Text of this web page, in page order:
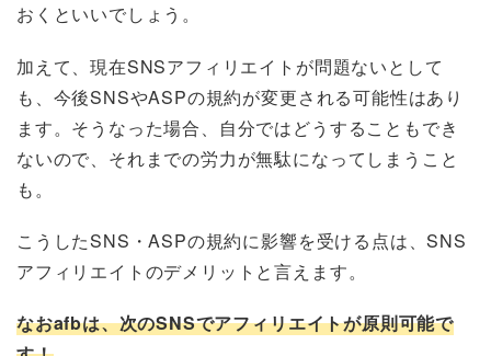
おくといいでしょう。
加えて、現在SNSアフィリエイトが問題ないとして
も、今後SNSやASPの規約が変更される可能性はあり
ます。そうなった場合、自分ではどうすることもでき
ないので、それまでの労力が無駄になってしまうこと
も。
こうしたSNS・ASPの規約に影響を受ける点は、SNS
アフィリエイトのデメリットと言えます。
なおafbは、次のSNSでアフィリエイトが原則可能で